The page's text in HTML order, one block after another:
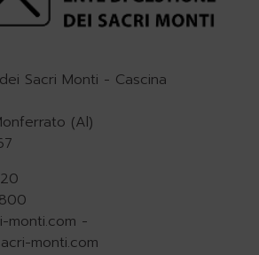
Sacri Monti - Cascina
(Al)
monti.com -
monti.com